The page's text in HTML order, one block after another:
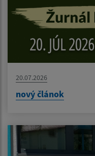
20.07.2026
nový článok